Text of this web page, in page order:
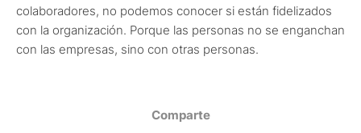
colaboradores, no podemos conocer si están fidelizados
con la organización. Porque las personas no se enganchan
con las empresas, sino con otras personas.
Comparte